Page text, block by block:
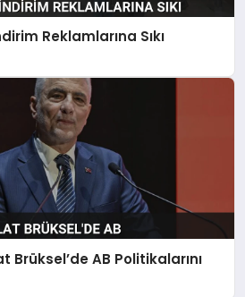
Reklamlarına Sıkı
Brüksel’de AB Politikalarını